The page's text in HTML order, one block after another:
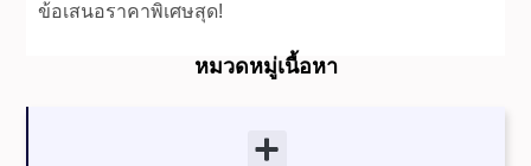
ข้อเสนอราคาพิเศษสุด!
หมวดหมู่เนื้อหา